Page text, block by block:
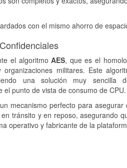
con el mismo ahorro de
el algoritmoAES, que es el
militares. Este
una solución muy
punto de vista de consumo de CPU.
mecanismo perfecto para
tránsito y en reposo, asegurando
operativo y fabricante de la